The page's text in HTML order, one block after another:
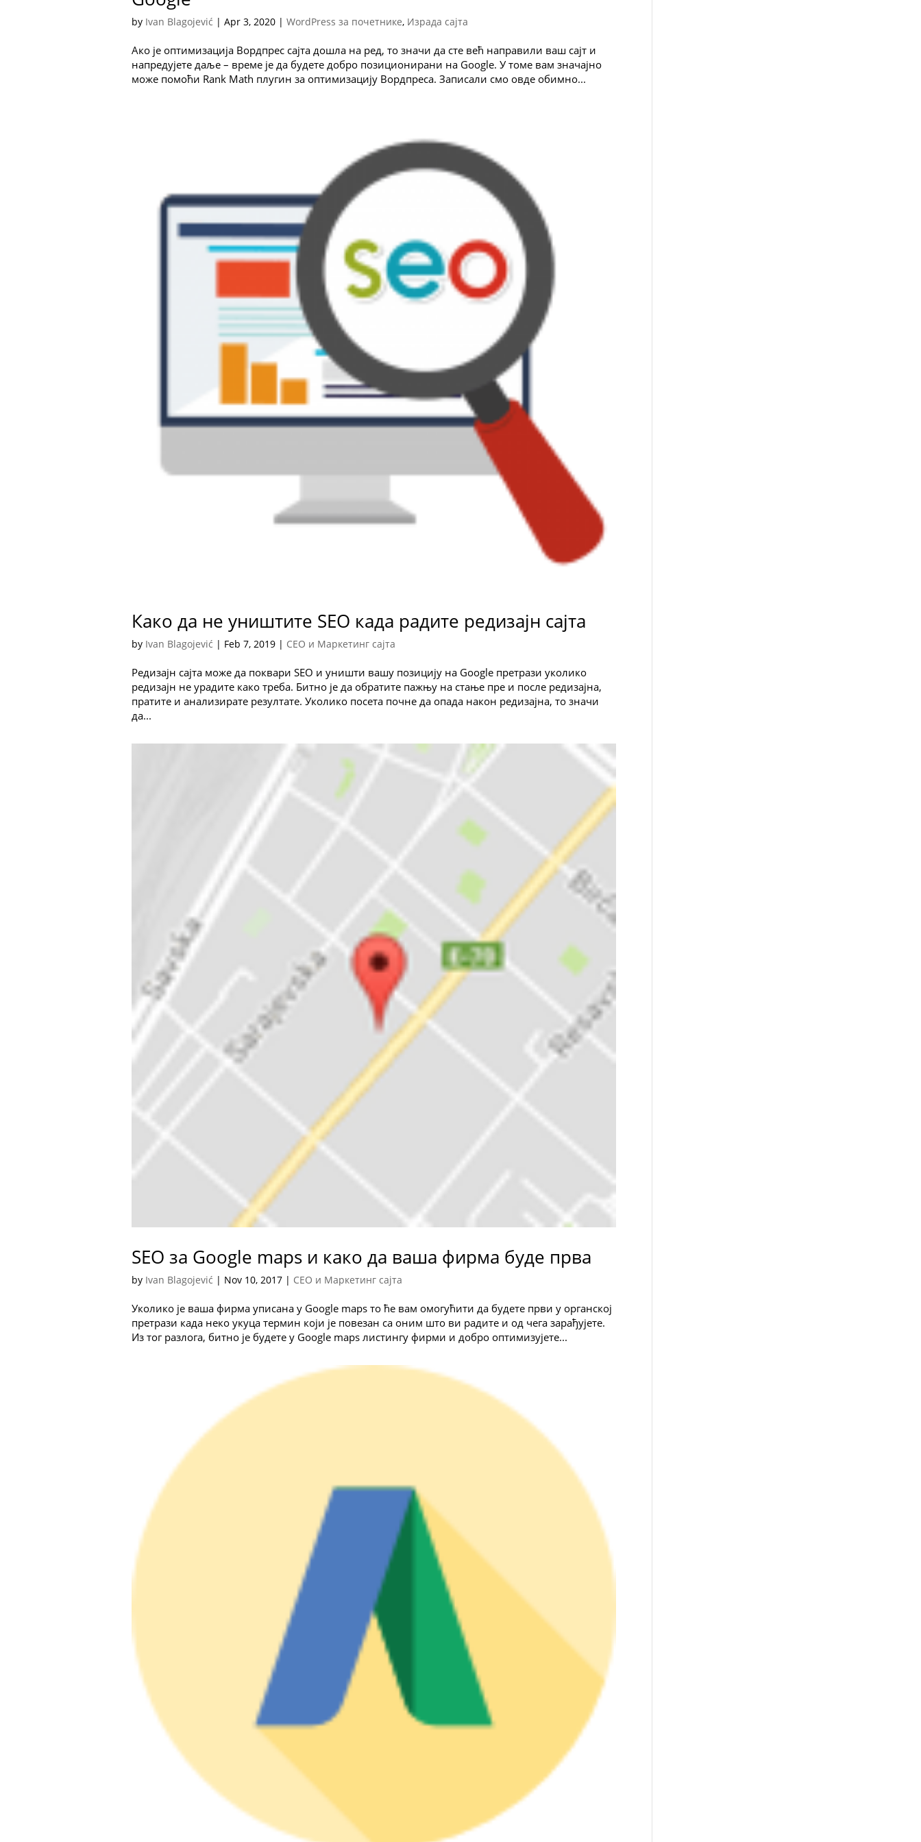
by Ivan Blagojević | Apr 3, 2020 | WordPress за почетнике, Израда сајта
Ако је оптимизација Вордпрес сајта дошла на ред, то значи да сте већ направили ваш сајт и
напредујете даље – време је да будете добро позиционирани на Google. У томе вам значајно
може помоћи Rank Math плугин за оптимизацију Вордпреса. Записали смо овде обимно...
Како да не уништите SEO када радите редизајн сајта
by Ivan Blagojević | Feb 7, 2019 | СЕО и Маркетинг сајта
Редизајн сајта може да поквари SEO и уништи вашу позицију на Google претрази уколико
редизајн не урадите како треба. Битно је да обратите пажњу на стање пре и после редизајна,
пратите и анализирате резултате. Уколико посета почне да опада након редизајна, то значи
да...
SEO за Google maps и како да ваша фирма буде прва
by Ivan Blagojević | Nov 10, 2017 | СЕО и Маркетинг сајта
Уколико је ваша фирма уписана у Google maps то ће вам омогућити да будете први у органској
претрази када неко укуца термин који је повезан са оним што ви радите и од чега зарађујете.
Из тог разлога, битно је будете у Google maps листингу фирми и добро оптимизујете...